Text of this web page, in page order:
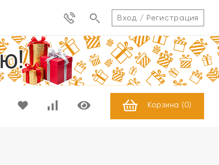
Вход / Регистрация
Корзина (0)